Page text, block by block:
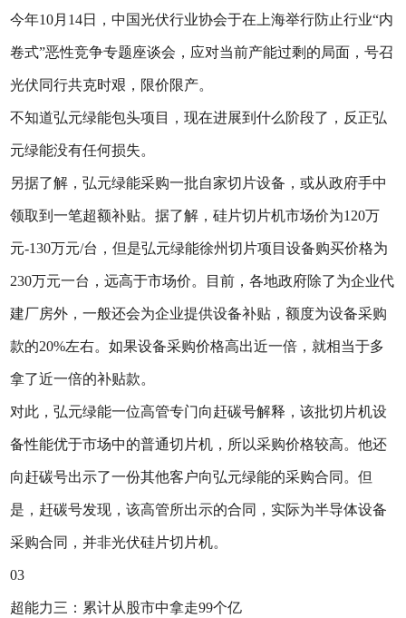
今年10月14日，中国光伏行业协会于在上海举行防止行业“内
卷式”恶性竞争专题座谈会，应对当前产能过剩的局面，号召
光伏同行共克时艰，限价限产。
不知道弘元绿能包头项目，现在进展到什么阶段了，反正弘
元绿能没有任何损失。
另据了解，弘元绿能采购一批自家切片设备，或从政府手中
领取到一笔超额补贴。据了解，硅片切片机市场价为120万
元-130万元/台，但是弘元绿能徐州切片项目设备购买价格为
230万元一台，远高于市场价。目前，各地政府除了为企业代
建厂房外，一般还会为企业提供设备补贴，额度为设备采购
款的20%左右。如果设备采购价格高出近一倍，就相当于多
拿了近一倍的补贴款。
对此，弘元绿能一位高管专门向赶碳号解释，该批切片机设
备性能优于市场中的普通切片机，所以采购价格较高。他还
向赶碳号出示了一份其他客户向弘元绿能的采购合同。但
是，赶碳号发现，该高管所出示的合同，实际为半导体设备
采购合同，并非光伏硅片切片机。
03
超能力三：累计从股市中拿走99个亿